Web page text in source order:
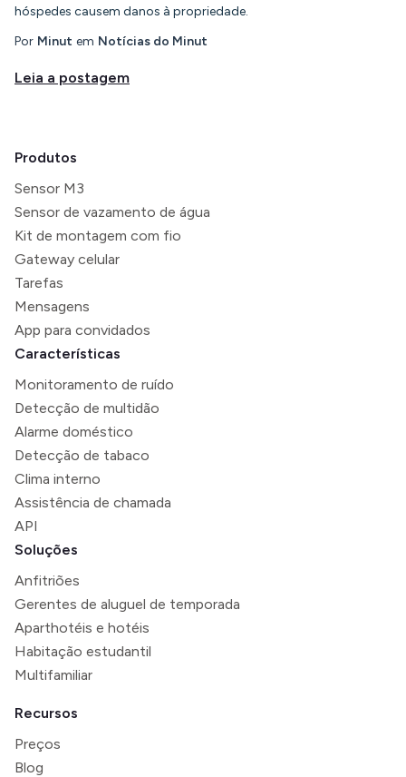
hóspedes causem danos à propriedade.
Por Minut em Notícias do Minut
Leia a postagem
Produtos
Sensor M3
Sensor de vazamento de água
Kit de montagem com fio
Gateway celular
Tarefas
Mensagens
App para convidados
Características
Monitoramento de ruído
Detecção de multidão
Alarme doméstico
Detecção de tabaco
Clima interno
Assistência de chamada
API
Soluções
Anfitriões
Gerentes de aluguel de temporada
Aparthotéis e hotéis
Habitação estudantil
Multifamiliar
Recursos
Preços
Blog